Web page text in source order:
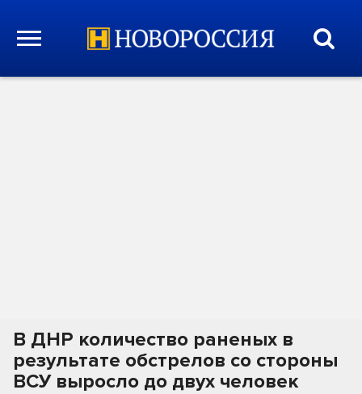
В ДНР количество раненых в
результате обстрелов со стороны
ВСУ выросло до двух человек